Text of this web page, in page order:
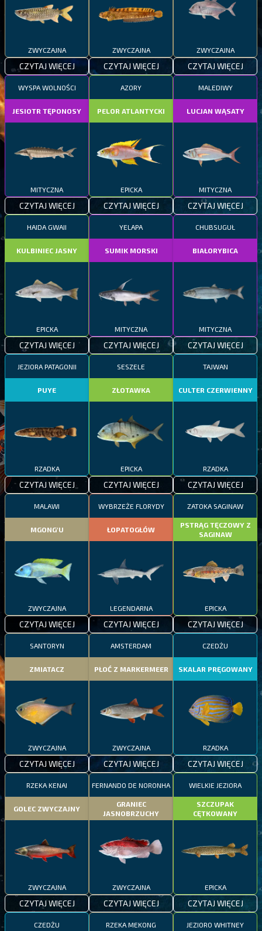
ZWYCZAJNA
CZYTAJ WIĘCEJ
ZWYCZAJNA
CZYTAJ WIĘCEJ
ZWYCZAJNA
CZYTAJ WIĘCEJ
WYSPA WOLNOŚCI
JESIOTR TĘPONOSY
MITYCZNA
CZYTAJ WIĘCEJ
AZORY
PELOR ATLANTYCKI
EPICKA
CZYTAJ WIĘCEJ
MALEDIWY
LUCJAN WĄSATY
MITYCZNA
CZYTAJ WIĘCEJ
HAIDA GWAII
KULBINIEC JASNY
EPICKA
CZYTAJ WIĘCEJ
YELAPA
SUMIK MORSKI
MITYCZNA
CZYTAJ WIĘCEJ
CHUBSUGUŁ
BIAŁORYBICA
MITYCZNA
CZYTAJ WIĘCEJ
JEZIORA PATAGONII
PUYE
RZADKA
CZYTAJ WIĘCEJ
SESZELE
ZŁOTAWKA
EPICKA
CZYTAJ WIĘCEJ
TAJWAN
CULTER CZERWIENNY
RZADKA
CZYTAJ WIĘCEJ
MALAWI
MGONG'U
ZWYCZAJNA
CZYTAJ WIĘCEJ
WYBRZEŻE FLORYDY
ŁOPATOGŁÓW
LEGENDARNA
CZYTAJ WIĘCEJ
ZATOKA SAGINAW
PSTRĄG TĘCZOWY Z
SAGINAW
EPICKA
CZYTAJ WIĘCEJ
SANTORYN
ZMIATACZ
ZWYCZAJNA
CZYTAJ WIĘCEJ
AMSTERDAM
PŁOĆ Z MARKERMEER
ZWYCZAJNA
CZYTAJ WIĘCEJ
CZEDŻU
SKALAR PRĘGOWANY
RZADKA
CZYTAJ WIĘCEJ
RZEKA KENAI
GOLEC ZWYCZAJNY
ZWYCZAJNA
CZYTAJ WIĘCEJ
FERNANDO DE NORONHA
GRANIEC
JASNOBRZUCHY
ZWYCZAJNA
CZYTAJ WIĘCEJ
WIELKIE JEZIORA
SZCZUPAK
CĘTKOWANY
EPICKA
CZYTAJ WIĘCEJ
CZEDŻU RZEKA MEKONG JEZIORO WHITNEY